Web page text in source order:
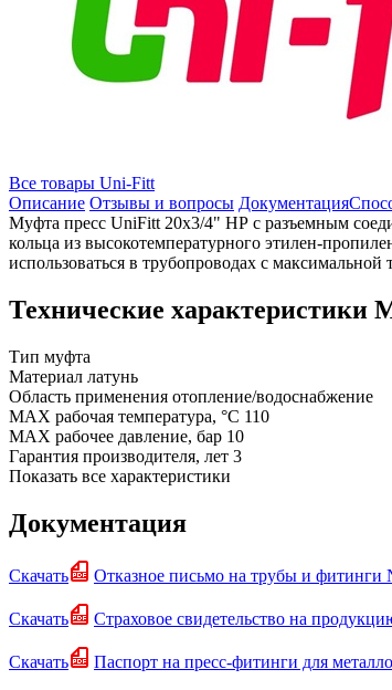
Все товары Uni-Fitt
Описание Отзывы и вопросы Документация
Муфта пресс UniFitt 20x3/4" НР с разъемным
кольца из высокотемпературного этилен-
использоваться в трубопроводах с
Технические
Тип муфта
Материал латунь
Область применения отопление/водоснабжение
MAX рабочая температура, °C 110
MAX рабочее давление, бар 10
Гарантия производителя, лет 3
Показать все характеристики
Документация
Скачать Отказное письмо на трубы и фитинги
Скачать Страховое свидетельство на
Скачать Паспорт на пресс-фитинги для